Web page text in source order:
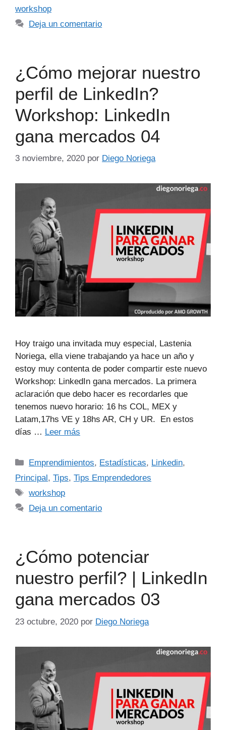
workshop
Deja un comentario
¿Cómo mejorar nuestro
perfil de LinkedIn?
Workshop: LinkedIn
gana mercados 04
3 noviembre, 2020 por Diego Noriega
Hoy traigo una invitada muy especial, Lastenia
Noriega, ella viene trabajando ya hace un año y
estoy muy contenta de poder compartir este nuevo
Workshop: LinkedIn gana mercados. La primera
aclaración que debo hacer es recordarles que
tenemos nuevo horario: 16 hs COL, MEX y
Latam,17hs VE y 18hs AR, CH y UR. En estos
días … Leer más
Emprendimientos, Estadísticas, Linkedin,
Principal, Tips, Tips Emprendedores
workshop
Deja un comentario
¿Cómo potenciar
nuestro perfil? | LinkedIn
gana mercados 03
23 octubre, 2020 por Diego Noriega